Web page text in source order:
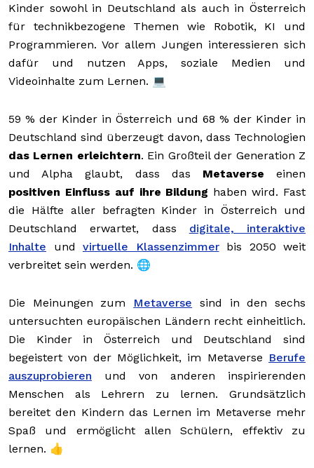
Kinder sowohl in Deutschland als auch in Österreich
für technikbezogene Themen wie Robotik, KI und
Programmieren. Vor allem Jungen interessieren sich
dafür und nutzen Apps, soziale Medien und
Videoinhalte zum Lernen. 💻
59 % der Kinder in Österreich und 68 % der Kinder in
Deutschland sind überzeugt davon, dass Technologien
das Lernen erleichtern. Ein Großteil der Generation Z
und Alpha glaubt, dass das Metaverseeinen
positiven Einfluss auf ihre Bildung haben wird. Fast
die Hälfte aller befragten Kinder in Österreich und
Deutschland erwartet, dass digitale, interaktive
Inhalte und virtuelle Klassenzimmerbis 2050 weit
verbreitet sein werden. 🌐
Die Meinungen zum Metaverse sind in den sechs
untersuchten europäischen Ländern recht einheitlich.
Die Kinder in Österreich und Deutschland sind
begeistert von der Möglichkeit, im Metaverse Berufe
auszuprobieren und von anderen inspirierenden
Menschen als Lehrern zu lernen. Grundsätzlich
bereitet den Kindern das Lernen im Metaverse mehr
Spaß und ermöglicht allen Schülern, effektiv zu
lernen. 👍